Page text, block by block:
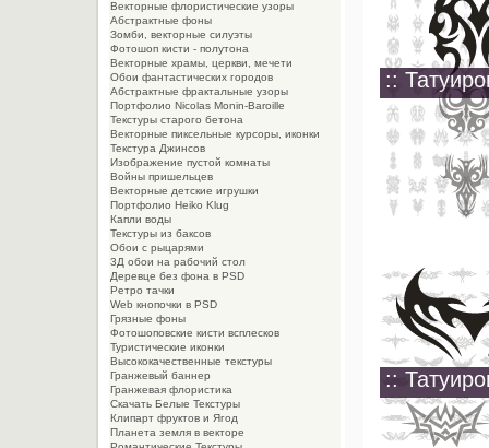
::
::
Векторные флористические узоры
Абстрактные фоны
Зомби, векторные силуэты
Фотошоп кисти - полутона
Векторные храмы, церкви, мечети
Обои фантастических городов
Абстрактные фрактальные узоры
Портфолио Nicolas Monin-Baroille
Текстуры старого бетона
Векторные пиксельные курсоры, иконки
Текстура Джинсов
Изображение пустой комнаты
Войны пришельцев
Векторные детские игрушки
Портфолио Heiko Klug
Капли воды
Текстуры из баксов
Обои с рыцарями
3Д обои на рабочий стол
Деревце без фона в PSD
Ретро тачки
Web кнопочки в PSD
Грязные фоны
Фотошоповские кисти всплесков
Туристические иконки
Высококачественные текстуры
Гранжевый баннер
Гранжевая флористика
Скачать Белые Текстуры
Клипарт фруктов и Ягод
Планета земля в векторе